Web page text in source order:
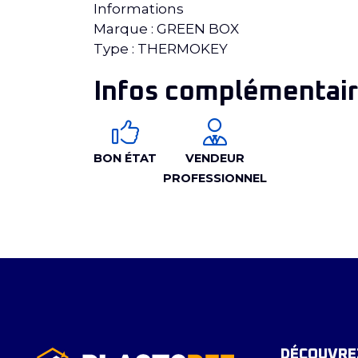
Informations
Marque : GREEN BOX
Type : THERMOKEY
Infos
BON ÉTAT
VENDEUR
PROFESSIONNEL